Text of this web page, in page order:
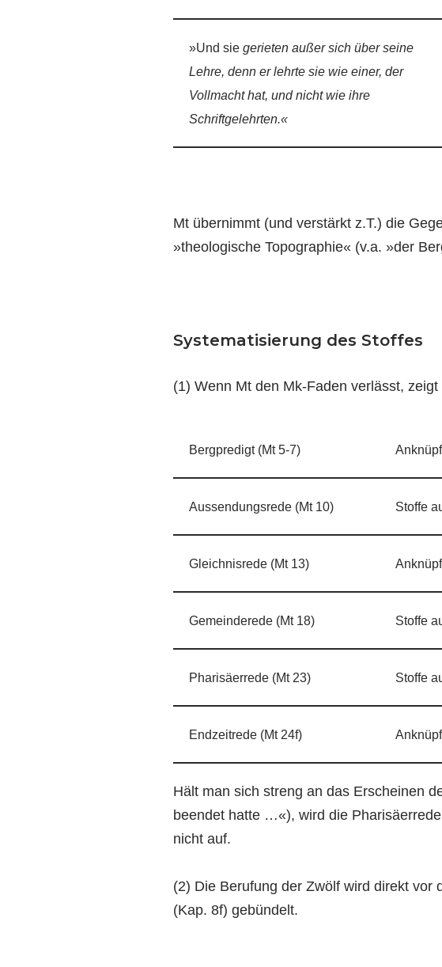
»Und sie gerieten außer sich über seine
Lehre, denn er lehrte sie wie einer, der
Vollmacht hat, und nicht wie ihre
Schriftgelehrten.«
Mt übernimmt (und verstärkt z.T.) die
»theologische Topographie« (v.a. »der
Systematisierung des Stoffes
(1) Wenn Mt den Mk-Faden verlässt,
Bergpredigt (Mt 5-7)
Aussendungsrede (Mt 10) Stoffe
Gleichnisrede (Mt 13)
Gemeinderede (Mt 18) Stoffe
Pharisäerrede (Mt 23) Stoffe
Endzeitrede (Mt 24f)
Hält man sich streng an das Erscheinen
beendet hatte …«), wird die
nicht auf.
(2) Die Berufung der Zwölf wird direkt vor
(Kap. 8f) gebündelt.